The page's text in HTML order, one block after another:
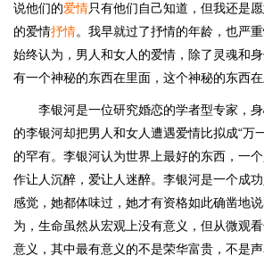
说他们的爱情只有他们自己知道，但我还是
的爱情抒情。我早就过了抒情的年龄，也严
始终认为，男人和女人的爱情，除了灵魂和
有一个神秘的东西在里面，这个神秘的东西在
李银河是一位研究婚恋的学者型专家，
的李银河却把男人和女人遭遇爱情比拟成“万
的罕有。李银河认为世界上最好的东西，一
作让人沉醉，爱让人迷醉。李银河是一个成
感觉，她都体味过，她才有资格如此确凿地
为，生命虽然从宏观上没有意义，但从微观
意义，其中最有意义的不是荣华富贵，不是